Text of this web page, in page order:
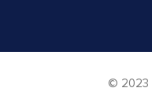
© 2023